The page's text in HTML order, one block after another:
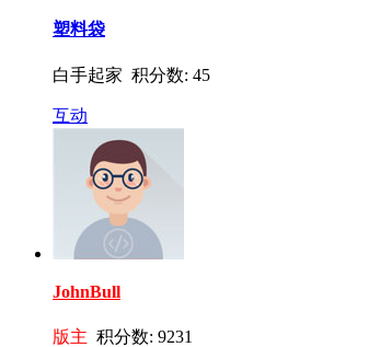
塑料袋
白手起家 积分数: 45
互动
JohnBull
版主 积分数: 9231